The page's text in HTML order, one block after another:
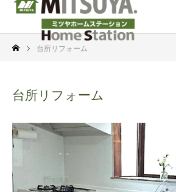
台所リフォーム
台所リフォーム